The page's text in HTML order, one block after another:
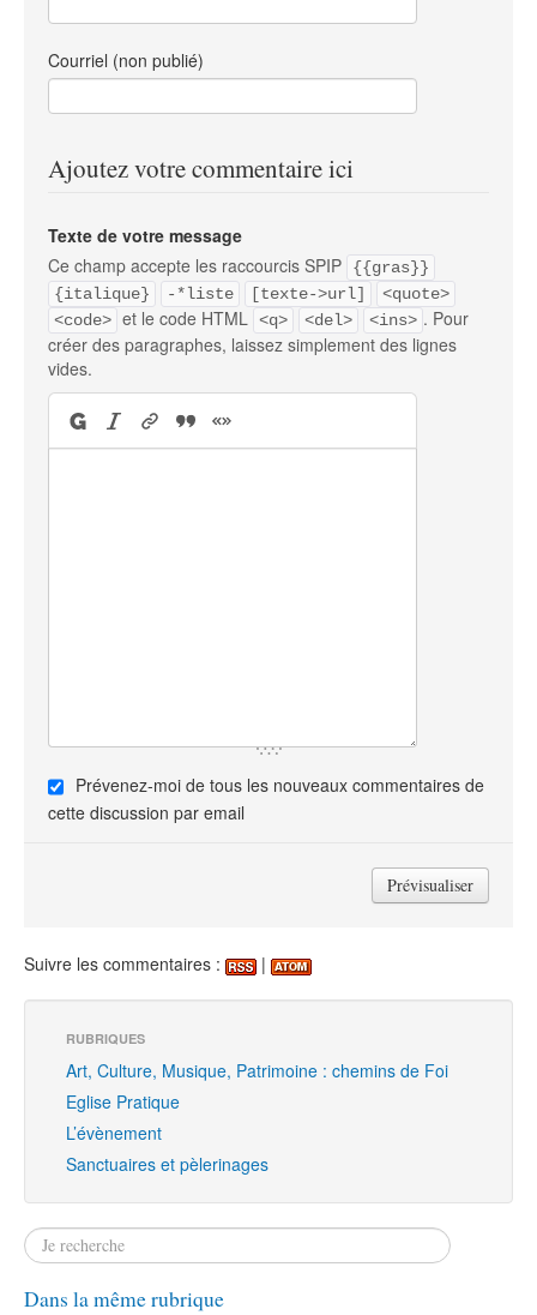
Courriel (non publié)
Ajoutez votre commentaire ici
Texte de votre message
Ce champ accepte les raccourcis SPIP
{{gras}}
{italique}
-*liste [texte->url]
<quote>
<code> et le code HTML <q> <del> <ins> . Pour
créer des paragraphes, laissez simplement des lignes
vides.
Prévenez-moi de tous les nouveaux commentaires de
cette discussion par email
Suivre les commentaires : |
RUBRIQUES
Art, Culture, Musique, Patrimoine : chemins de Foi
Eglise Pratique
L’évènement
Sanctuaires et pèlerinages
Dans la même rubrique